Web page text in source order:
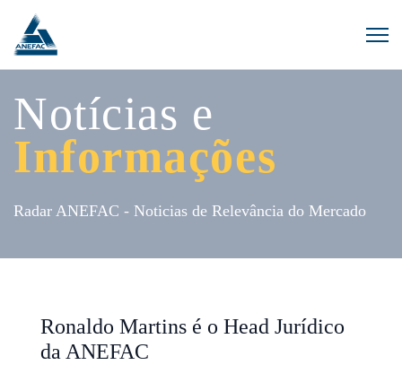
Notícias e
Informações
Radar ANEFAC - Noticias de Relevância do Mercado
Ronaldo Martins é o Head Jurídico
da ANEFAC